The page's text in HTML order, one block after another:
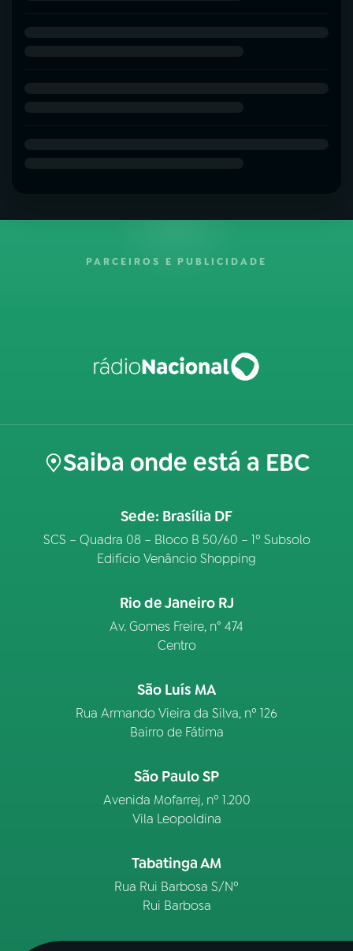
PARCEIROS E PUBLICIDADE
Saiba onde está a EBC
Sede: Brasília DF
SCS – Quadra 08 – Bloco B 50/60 – 1º Subsolo
Edifício Venâncio Shopping
Rio de Janeiro RJ
Av. Gomes Freire, n° 474
Centro
São Luís MA
Rua Armando Vieira da Silva, nº 126
Bairro de Fátima
São Paulo SP
Avenida Mofarrej, nº 1.200
Vila Leopoldina
Tabatinga AM
Rua Rui Barbosa S/Nº
Rui Barbosa